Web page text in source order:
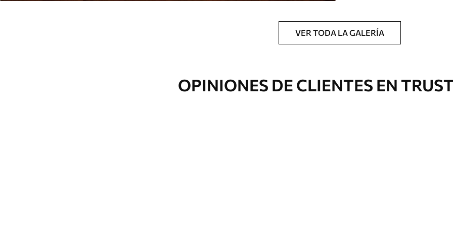
VER TODA LA GALERÍA
OPINIONES DE CLIENTES EN